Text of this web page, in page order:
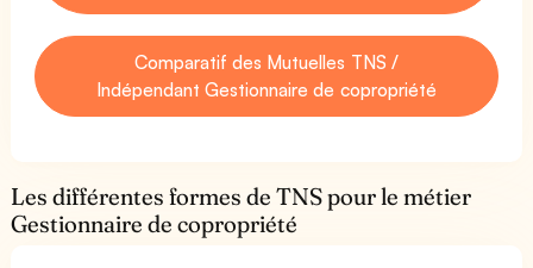
Comparatif des Mutuelles TNS /
Indépendant Gestionnaire de copropriété
Les différentes formes de TNS pour le métier
Gestionnaire de copropriété